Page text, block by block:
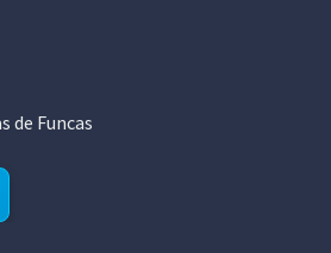
de Funcas